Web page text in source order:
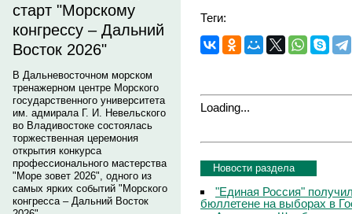
старт "Морскому
конгрессу – Дальний
Восток 2026"
В Дальневосточном морском
тренажерном центре Морского
государственного университета
им. адмирала Г. И. Невельского
во Владивостоке состоялась
торжественная церемония
открытия конкурса
профессионального мастерства
"Море зовет 2026", одного из
самых ярких событий "Морского
конгресса – Дальний Восток
Теги:
Loading...
Новости раздела
"Единая Россия"
бюллетене на выборах в